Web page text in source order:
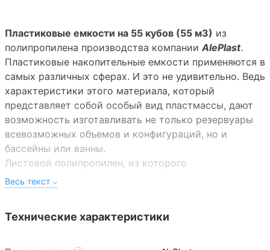
Пластиковые емкости на 55 кубов (55 м3) из
полипропилена производства компании AlePlast.
Пластиковые накопительные емкости применяются в
самых различных сферах. И это не удивительно. Ведь
характеристики этого материала, который
представляет собой особый вид пластмассы, дают
возможность изготавливать не только резервуары
всевозможных объемов и конфигураций, но и
бассейны или ванны.
Листовой полипропилен, из которого
изготавливаются емкости, может иметь разную
толщину и размеры. Благодаря этому выпускаются
пластичности материала появилась возможность
Технические характеристики